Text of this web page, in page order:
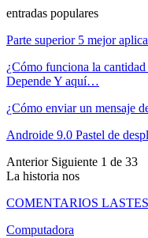
entradas populares
Parte superior 5 mejor
¿Cómo funciona la
Depende Y aquí…
¿Cómo enviar un mensaje
Androide 9.0 Pastel de
Anterior Siguiente 1 de 33
La historia nos
COMENTARIOS
Computadora